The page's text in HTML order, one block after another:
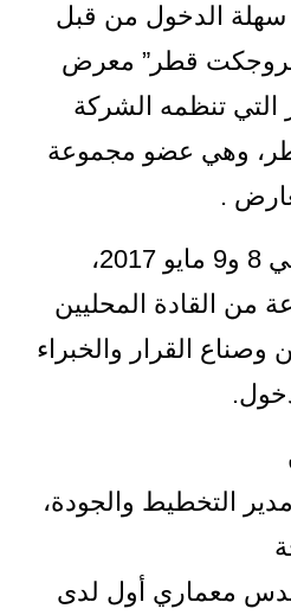
سهلة الدخول من قبل
“بروجكت قطر” معرض
التي تنظمه الشركة
وهي عضو مجموعة
.
وسيقام المؤتمر يومي 8 و9 مايو 2017،
من القادة المحليين
وصناع القرار والخبراء
التخطيط والجودة،
معماري أول لدى